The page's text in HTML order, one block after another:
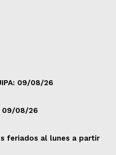
09/08/26
09/08/26
feriados al lunes a partir